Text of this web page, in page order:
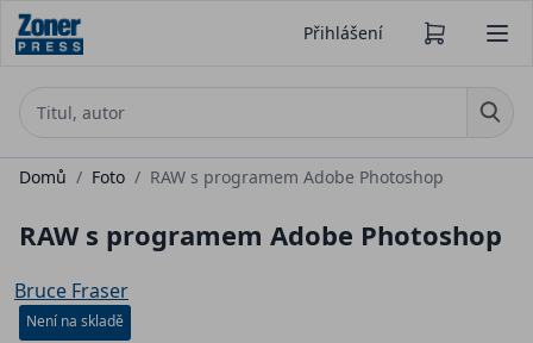
Přihlášení
Domů / Foto / RAW s programem Adobe Photoshop
RAW s programem Adobe Photoshop
Bruce Fraser
Není na skladě